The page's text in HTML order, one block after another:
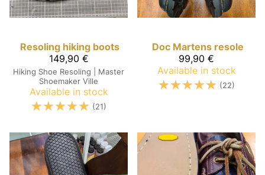
Resoling hiking boots
149,90 €
Hiking Shoe Resoling | Master
Shoemaker Ville
Available in stock
☆☆☆☆☆ (21)
Doc Martens resole
99,90 €
Available in stock
☆☆☆☆☆ (22)